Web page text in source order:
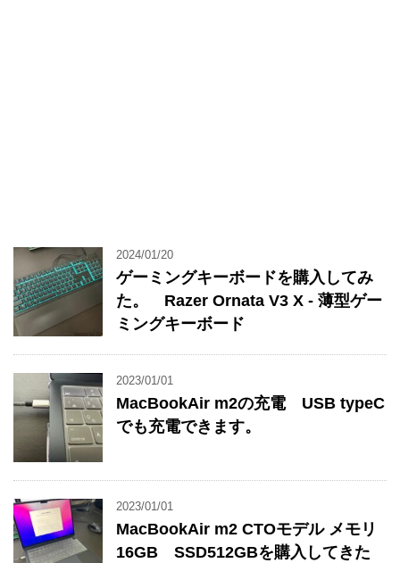
2024/01/20
ゲーミングキーボードを購入してみ
た。 Razer Ornata V3 X - 薄型ゲー
ミングキーボード
2023/01/01
MacBookAir m2の充電 USB typeC
でも充電できます。
2023/01/01
MacBookAir m2 CTOモデル メモリ
16GB SSD512GBを購入してきた